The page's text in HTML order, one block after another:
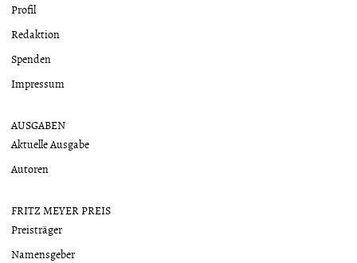
Profil
Redaktion
Spenden
Impressum
AUSGABEN
Aktuelle Ausgabe
Autoren
FRITZ MEYER PREIS
Preisträger
Namensgeber